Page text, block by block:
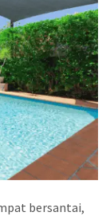
bersantai,